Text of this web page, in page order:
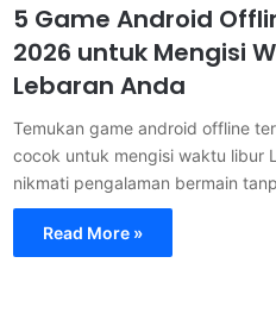
5 Game Android
2026 untuk Mengisi
Lebaran Anda
Temukan game android offline
cocok untuk mengisi waktu libur
nikmati pengalaman bermain
Read More »